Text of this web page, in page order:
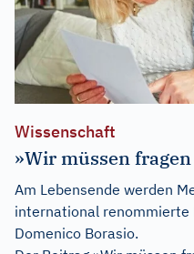
Wissenschaft
»Wir müssen
Am Lebensende werden
international renommierte
Domenico Borasio.